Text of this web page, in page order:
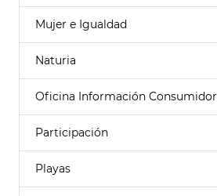
Mujer e Igualdad
Naturia
Oficina Información Consumidor
Participación
Playas